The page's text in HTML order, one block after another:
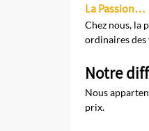
La Passion…
Chez nous, la
ordinaires des
Notre
Nous
prix.